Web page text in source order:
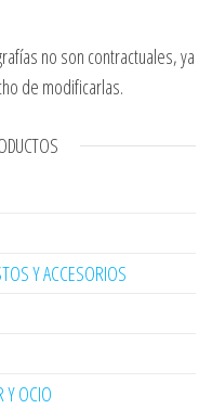
no son contractuales, ya
de modificarlas.
Y ACCESORIOS
Y OCIO